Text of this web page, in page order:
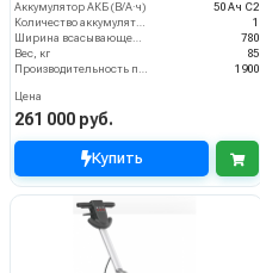
Аккумулятор АКБ (В/А·ч)
50 Ач С2
Количество аккумуляторов (шт)
1
Ширина всасывающей балки (мм)
780
Вес, кг
85
Производительность по площади (м2/ч)
1900
Цена
261 000 руб.
Купить